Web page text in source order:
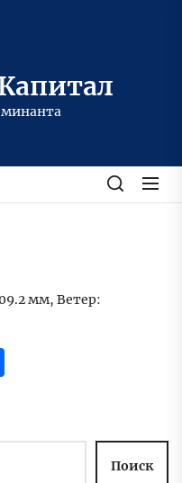
мм, Ветер:
Поиск